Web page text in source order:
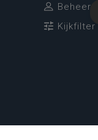
Beheer
Kijkfilter